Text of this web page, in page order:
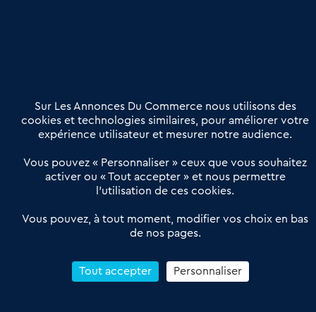
Offres Pro
Actualités
Qui sommes nous ?
Derniers articles
Réseau 3C : un partenaire national dédié aux transactions
Petitscommerces : Un partenariat au service du commerce de
proximité et des territoires
Reprendre un Restaurant Rapide
Sur Les Annonces Du Commerce nous utilisons des
cookies et technologies similaires, pour améliorer votre
expérience utilisateur et mesurer notre audience.
Vous pouvez « Personnaliser » ceux que vous souhaitez
activer ou « Tout accepter » et nous permettre
l’utilisation de ces cookies.
Vous pouvez, à tout moment, modifier vos choix en bas
de nos pages.
Tout accepter Personnaliser